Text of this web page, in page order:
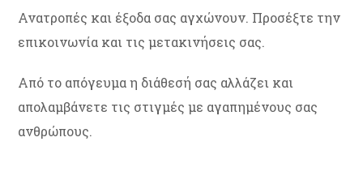
Ανατροπές και έξοδα σας αγχώνουν. Προσέξτε την
επικοινωνία και τις μετακινήσεις σας.
Από το απόγευμα η διάθεσή σας αλλάζει και
απολαμβάνετε τις στιγμές με αγαπημένους σας
ανθρώπους.